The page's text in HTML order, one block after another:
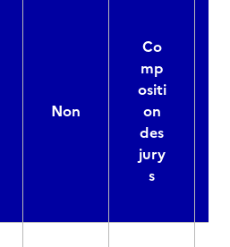
Non
Co
mp
ositi
on
des
jury
s